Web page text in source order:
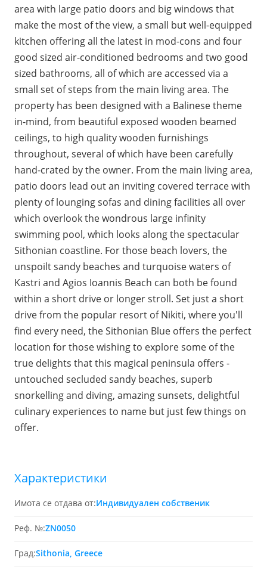
area with large patio doors and big windows that
make the most of the view, a small but well-equipped
kitchen offering all the latest in mod-cons and four
good sized air-conditioned bedrooms and two good
sized bathrooms, all of which are accessed via a
small set of steps from the main living area. The
property has been designed with a Balinese theme
in-mind, from beautiful exposed wooden beamed
ceilings, to high quality wooden furnishings
throughout, several of which have been carefully
hand-crated by the owner. From the main living area,
patio doors lead out an inviting covered terrace with
plenty of lounging sofas and dining facilities all over
which overlook the wondrous large infinity
swimming pool, which looks along the spectacular
Sithonian coastline. For those beach lovers, the
unspoilt sandy beaches and turquoise waters of
Kastri and Agios Ioannis Beach can both be found
within a short drive or longer stroll. Set just a short
drive from the popular resort of Nikiti, where you'll
find every need, the Sithonian Blue offers the perfect
location for those wishing to explore some of the
true delights that this magical peninsula offers -
untouched secluded sandy beaches, superb
snorkelling and diving, amazing sunsets, delightful
culinary experiences to name but just few things on
offer.
Характеристики
Имота се отдава от:Индивидуален собственик
Реф. №:ZΝ0050
Град:Sithonia, Greece